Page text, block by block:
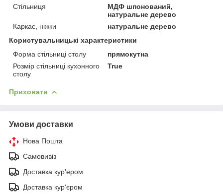
Стільниця
МДФ шпонований,
натуральне дерево
Каркас, ніжки
натуральне дерево
Користувальницькі характеристики
Форма стільниці столу
прямокутна
Розмір стільниці кухонного
столу
True
Приховати
Умови доставки
Нова Пошта
Самовивіз
Доставка кур'ером
Доставка кур'єром